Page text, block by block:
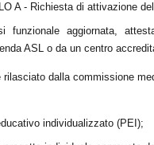
A - Richiesta di attivazione
funzionale aggiornata,
ASL o da un centro
rilasciato dalla commissione
individualizzato (PEI);